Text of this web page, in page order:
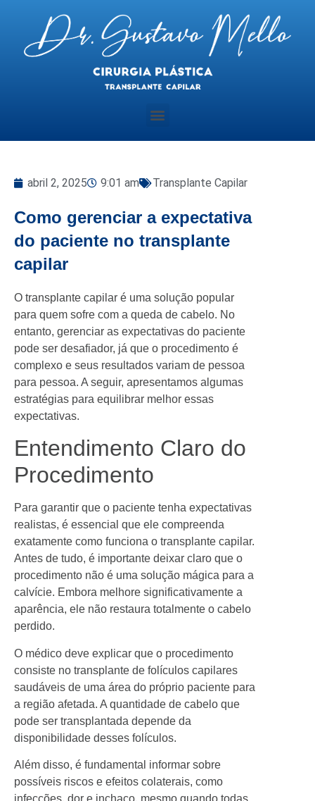
abril 2, 2025 9:01 am Transplante Capilar
Como gerenciar a expectativa
do paciente no transplante
capilar
O transplante capilar é uma solução popular
para quem sofre com a queda de cabelo. No
entanto, gerenciar as expectativas do paciente
pode ser desafiador, já que o procedimento é
complexo e seus resultados variam de pessoa
para pessoa. A seguir, apresentamos algumas
estratégias para equilibrar melhor essas
expectativas.
Entendimento Claro do
Procedimento
Para garantir que o paciente tenha expectativas
realistas, é essencial que ele compreenda
exatamente como funciona o transplante capilar.
Antes de tudo, é importante deixar claro que o
procedimento não é uma solução mágica para a
calvície. Embora melhore significativamente a
aparência, ele não restaura totalmente o cabelo
perdido.
O médico deve explicar que o procedimento
consiste no transplante de folículos capilares
saudáveis de uma área do próprio paciente para
a região afetada. A quantidade de cabelo que
pode ser transplantada depende da
disponibilidade desses folículos.
Além disso, é fundamental informar sobre
possíveis riscos e efeitos colaterais, como
infecções, dor e inchaço, mesmo quando todas